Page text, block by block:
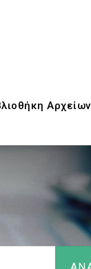
Αρχείων